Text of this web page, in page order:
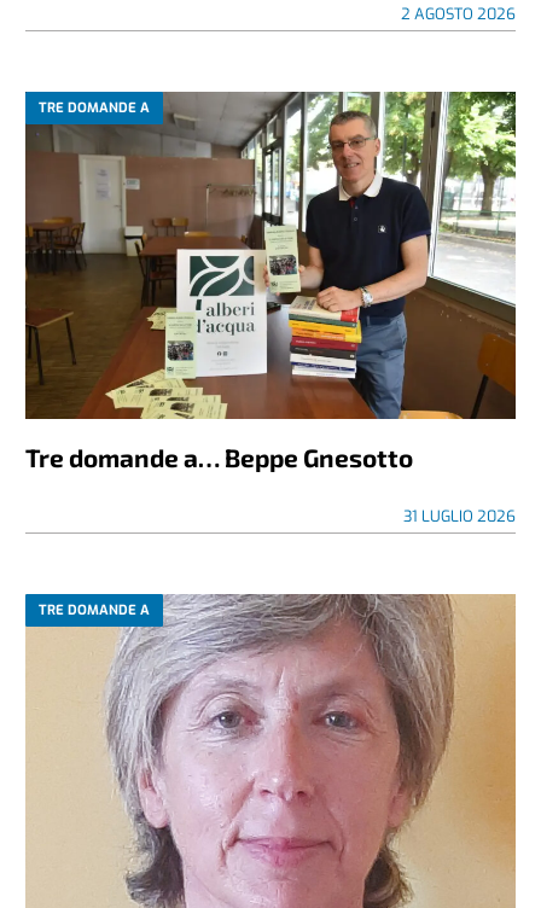
2 AGOSTO 2026
TRE DOMANDE A
Tre domande a… Beppe Gnesotto
31 LUGLIO 2026
TRE DOMANDE A